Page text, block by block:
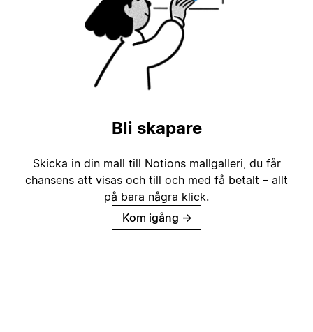
Bli skapare
Skicka in din mall till Notions mallgalleri, du får
chansens att visas och till och med få betalt – allt
på bara några klick.
Kom igång →